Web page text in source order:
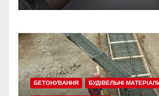
БЕТОНУВАННЯ БУДІВЕЛЬНІ